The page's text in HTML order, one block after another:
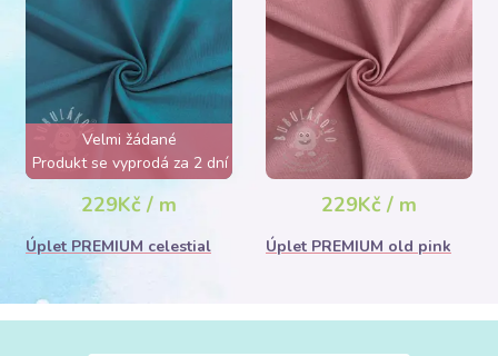
Velmi žádané
Produkt se vyprodá za 2 dní
229Kč / m
Úplet PREMIUM celestial
229Kč / m
Úplet PREMIUM old pink